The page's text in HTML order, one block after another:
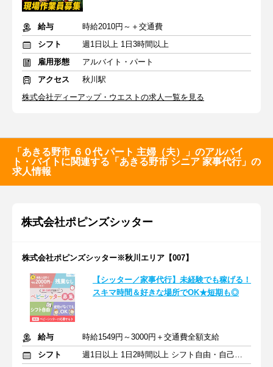
給与
時給2010円～＋交通費
シフト
週1日以上 1日3時間以上
雇用形態
アルバイト・パート
アクセス
秋川駅
株式会社ディーアップ・ウエストの求人一覧を見る
「あきる野市 ６０代 パート 主婦（夫）」のアルバイ
ト・バイトに関連する「あきる野市 シニア 家事代行」の
求人情報
株式会社ポピンズシッター
株式会社ポピンズシッター※秋川エリア【007】
【シッター／家事代行】未経験でも稼げる！
スキマ時間＆好きな場所でOK★短期も◎
給与
時給1549円～3000円＋交通費全額支給
シフト
週1日以上 1日2時間以上 シフト自由・自己申告